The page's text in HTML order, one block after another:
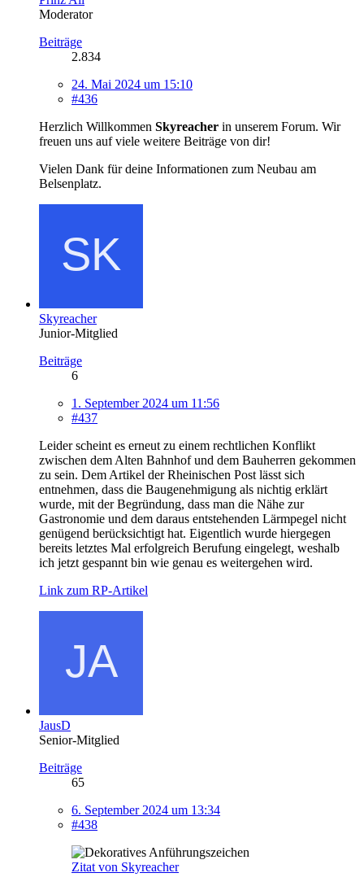
Moderator
Beiträge
2.834
24. Mai 2024 um 15:10
#436
Herzlich Willkommen Skyreacher in unserem Forum. Wir
freuen uns auf viele weitere Beiträge von dir!
Vielen Dank für deine Informationen zum Neubau am
Belsenplatz.
Skyreacher
Junior-Mitglied
Beiträge
6
1. September 2024 um 11:56
#437
Leider scheint es erneut zu einem rechtlichen Konflikt
zwischen dem Alten Bahnhof und dem Bauherren gekommen
zu sein. Dem Artikel der Rheinischen Post lässt sich
entnehmen, dass die Baugenehmigung als nichtig erklärt
wurde, mit der Begründung, dass man die Nähe zur
Gastronomie und dem daraus entstehenden Lärmpegel nicht
genügend berücksichtigt hat. Eigentlich wurde hiergegen
bereits letztes Mal erfolgreich Berufung eingelegt, weshalb
ich jetzt gespannt bin wie genau es weitergehen wird.
Link zum RP-Artikel
JausD
Senior-Mitglied
Beiträge
65
6. September 2024 um 13:34
#438
Zitat von Skyreacher